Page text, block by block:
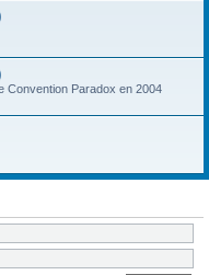
Convention Paradox en 2004